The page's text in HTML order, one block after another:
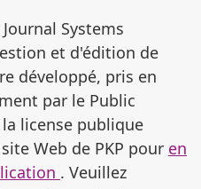
Systems
et d'édition de
développé, pris en
par le Public
license publique
Web de PKP pour en
. Veuillez